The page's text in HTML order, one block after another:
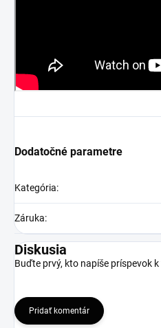
Dodatočné parametre
Kategória:
Záruka:
Diskusia
Buďte prvý, kto napíše príspevok
Pridať komentár